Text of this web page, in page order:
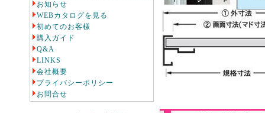
お知らせ
WEBカタログを見る
初めてのお客様
購入ガイド
Q&A
LINKS
会社概要
プライバシーポリシー
お問合せ